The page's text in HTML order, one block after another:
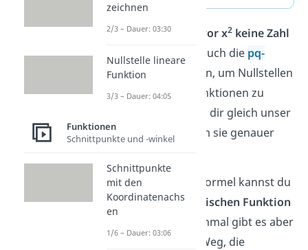
Übrigens:Wenn vor x2 keine Zahl
steht, kannst du auch die pq-
Formel
verwenden, um Nullstellen
quadratischer Funktionen zu
berechnen. Schau dir gleich unser
Video
dazu an, um sie genauer
Die Mitternachtsformel kannst du
bei jeder quadratischen Funktion
anwenden. Manchmal gibt es aber
einen leichteren Weg, die
zeichnen
2/3 – Dauer: 03:30
Nullstelle lineare
Funktion
3/3 – Dauer: 04:05
Funktionen
Schnittpunkte und -winkel
Schnittpunkte
mit den
Koordinatenachs
en
1/6 – Dauer: 03:06